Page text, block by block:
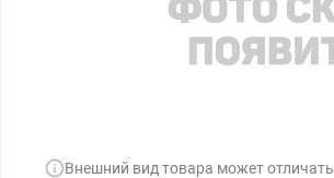
Внешний вид товара может